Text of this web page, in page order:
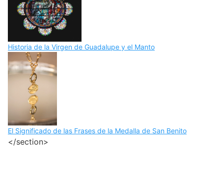
Historia de la Virgen de Guadalupe y el Manto
El Significado de las Frases de la Medalla de San Benito
</section>